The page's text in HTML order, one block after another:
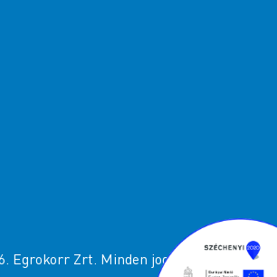
Egrokorr Zrt. Minden jog fenttartva